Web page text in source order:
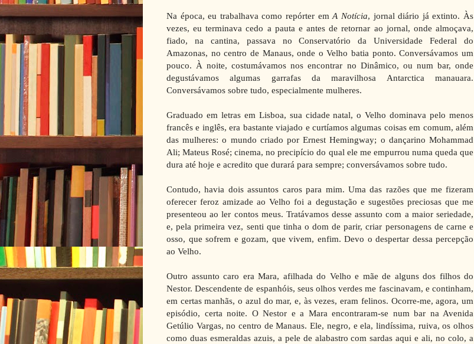
Na época, eu trabalhava como repórter emA Notícia, jornal diário já extinto. Às
vezes, eu terminava cedo a pauta e antes de retornar ao jornal, onde almoçava,
fiado, na cantina, passava no Conservatório da Universidade Federal do
Amazonas, no centro de Manaus, onde o Velho batia ponto. Conversávamos um
pouco. À noite, costumávamos nos encontrar no Dinâmico, ou num bar, onde
degustávamos algumas garrafas da maravilhosa Antarctica manauara.
Conversávamos sobre tudo, especialmente mulheres.
Graduado em letras em Lisboa, sua cidade natal, o Velho dominava pelo menos
francês e inglês, era bastante viajado e curtíamos algumas coisas em comum, além
das mulheres: o mundo criado por Ernest Hemingway; o dançarino Mohammad
Ali; Mateus Rosé; cinema, no precipício do qual ele me empurrou numa queda que
dura até hoje e acredito que durará para sempre; conversávamos sobre tudo.
Contudo, havia dois assuntos caros para mim. Uma das razões que me fizeram
oferecer feroz amizade ao Velho foi a degustação e sugestões preciosas que me
presenteou ao ler contos meus. Tratávamos desse assunto com a maior seriedade,
e, pela primeira vez, senti que tinha o dom de parir, criar personagens de carne e
osso, que sofrem e gozam, que vivem, enfim. Devo o despertar dessa percepção
ao Velho.
Outro assunto caro era Mara, afilhada do Velho e mãe de alguns dos filhos do
Nestor. Descendente de espanhóis, seus olhos verdes me fascinavam, e continham,
em certas manhãs, o azul do mar, e, às vezes, eram felinos. Ocorre-me, agora, um
episódio, certa noite. O Nestor e a Mara encontraram-se num bar na Avenida
Getúlio Vargas, no centro de Manaus. Ele, negro, e ela, lindíssima, ruiva, os olhos
como duas esmeraldas azuis, a pele de alabastro com sardas aqui e ali, no colo, a